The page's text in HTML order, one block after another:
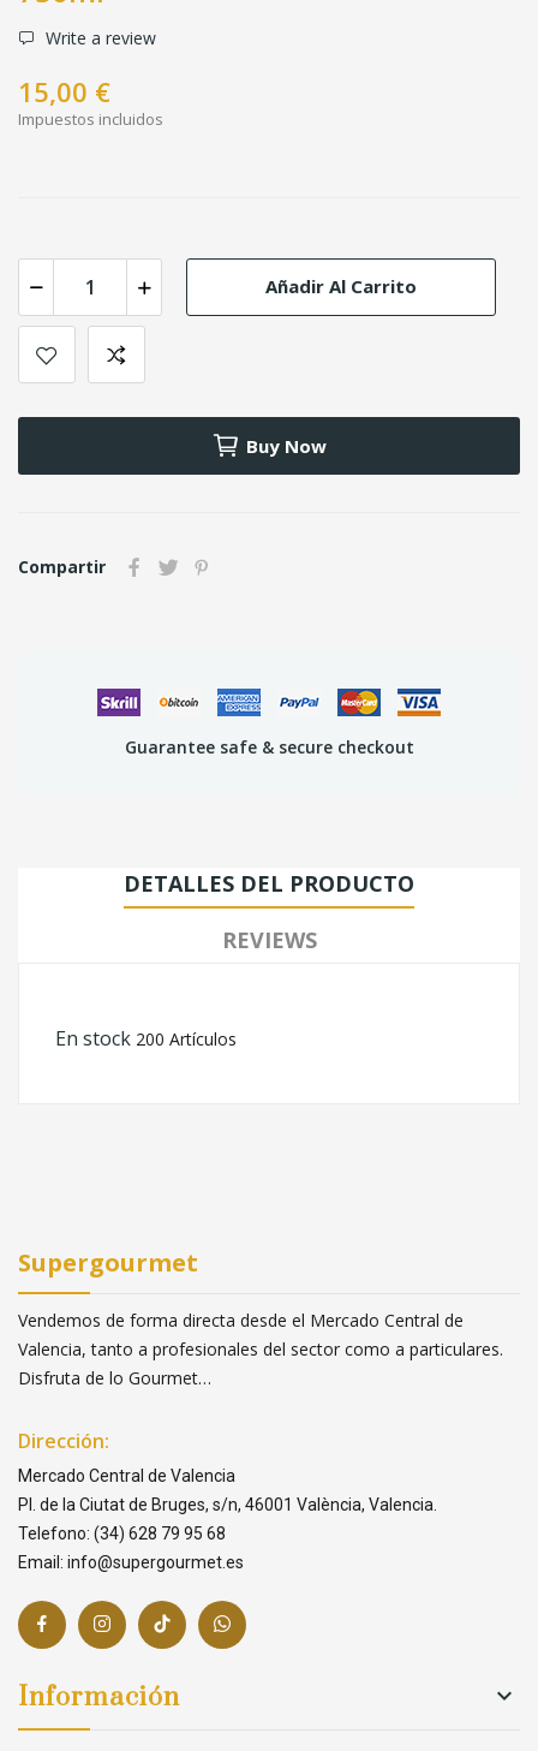
Write a review
15,00 €
Impuestos incluidos
Añadir Al Carrito
Buy Now
Compartir
Guarantee safe & secure checkout
DETALLES DEL PRODUCTO
REVIEWS
En stock 200 Artículos
Supergourmet
Vendemos de forma directa desde el Mercado Central de
Valencia, tanto a profesionales del sector como a particulares.
Disfruta de lo Gourmet…
Dirección:
Mercado Central de Valencia
Pl. de la Ciutat de Bruges, s/n, 46001 València, Valencia.
Telefono: (34) 628 79 95 68
Email: info@supergourmet.es
Información 